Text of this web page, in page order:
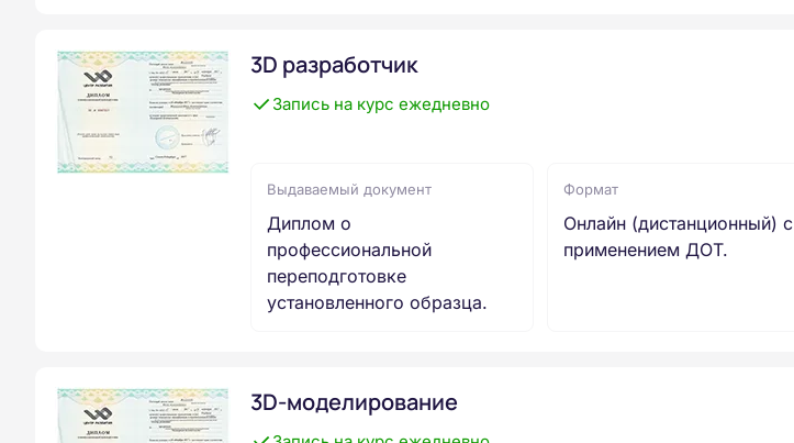
3D разработчик
Запись на курс ежедневно
Выдаваемый документ
Диплом о
профессиональной
переподготовке
установленного образца.
Формат
Онлайн (дистанционный) с
применением ДОТ.
3D-моделирование